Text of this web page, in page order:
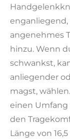
enganliegend,
angenehmes
hinzu. Wenn
schwankst,
anliegender
magst,
einen Umfang
den
Länge von